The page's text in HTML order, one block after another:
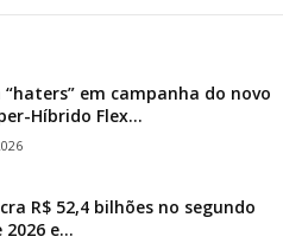
“haters” em campanha do novo
Híbrido Flex...
R$ 52,4 bilhões no segundo
e...